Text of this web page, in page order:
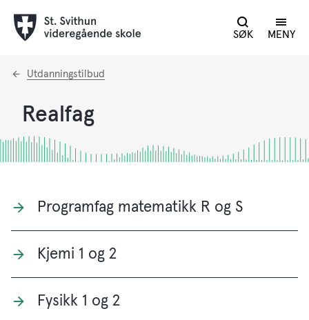
SØK MENY
Du
Utdanningstilbud
Realfag
Programfag matematikk R og S
Kjemi 1 og 2
Fysikk 1 og 2